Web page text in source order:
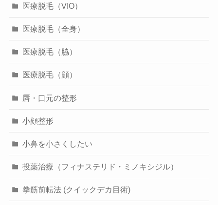
医療脱毛（VIO）
医療脱毛（全身）
医療脱毛（脇）
医療脱毛（顔）
唇・口元の整形
小顔整形
小鼻を小さくしたい
投薬治療（フィナステリド・ミノキシジル）
拳筋前転法 (クイックデカ目術)